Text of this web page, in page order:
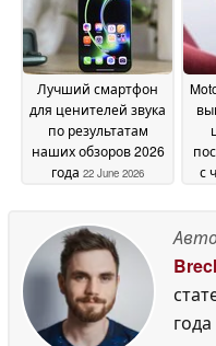
Лучший смартфон
для ценителей звука
по результатам
наших обзоров 2026
года 22 June 2026
с
года